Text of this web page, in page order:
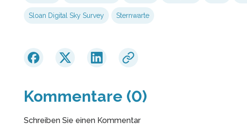
Sloan Digital Sky Survey Sternwarte
Kommentare (0)
Schreiben Sie einen Kommentar